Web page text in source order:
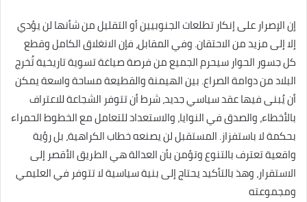
إن الإصرار على إنكار تطلعات الجنوبيين أو التقليل من شأنها لن يؤدي
إلا إلى مزيد من الاحتقان. وفي المقابل، فإن الانغلاق الكامل وقطع
كل جسور الحوار سيحرم الجميع من فرصة صياغة تسوية تاريخية تُخرج
البلاد من دوامة الصراع. بين الهيمنة والقطيعة مساحة واسعة يمكن
أن يُبنى فيها عقد سياسي جديد، شرط أن تتوفر الشجاعة للاعتراف
بالأخطاء، والصدق في النوايا، والاستعداد للتعامل مع الخطوط الحمراء
بحكمة لا باستفزاز. المستقبل لن يصنعه خطاب الكراهية، بل رؤية
واقعية تعترف بالتنوع وتؤمن بأن العدالة هي الطريق الأقصر إلى
الاستقرار، وهذ بالتأكيد يحتاج إلى بنية سياسية لا تتوفر في العليمي
ومجموعته